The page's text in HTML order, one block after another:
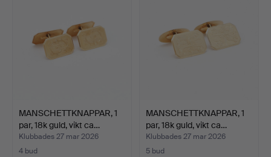
MANSCHETTKNAPPAR, 1
par, 18k guld, vikt ca…
Klubbades 27 mar 2026
4 bud
MANSCHETTKNAPPAR, 1
par, 18k guld, vikt ca…
Klubbades 27 mar 2026
5 bud